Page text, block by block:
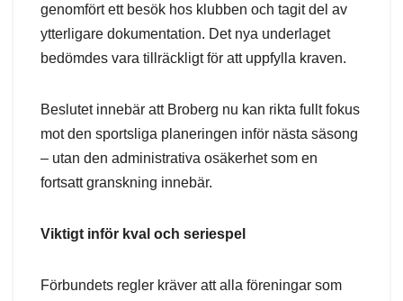
genomfört ett besök hos klubben och tagit del av
ytterligare dokumentation. Det nya underlaget
bedömdes vara tillräckligt för att uppfylla kraven.
Beslutet innebär att Broberg nu kan rikta fullt fokus
mot den sportsliga planeringen inför nästa säsong
– utan den administrativa osäkerhet som en
fortsatt granskning innebär.
Viktigt inför kval och seriespel
Förbundets regler kräver att alla föreningar som